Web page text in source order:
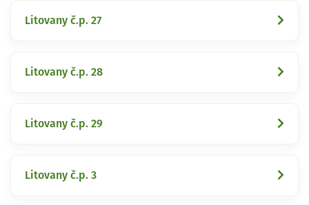
Litovany č.p. 27
Litovany č.p. 28
Litovany č.p. 29
Litovany č.p. 3